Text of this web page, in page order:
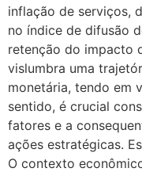
inflação de serviços,
no índice de difusão
retenção do impacto
vislumbra uma
monetária, tendo em
sentido, é crucial
fatores e a
ações estratégicas.
O contexto